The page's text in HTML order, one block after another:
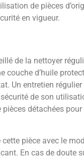
de pièces
en vigueur.
de la nettoyer
couche d’huile
Un entretien régulier
de son
détachées
pièce avec le
En cas de doute